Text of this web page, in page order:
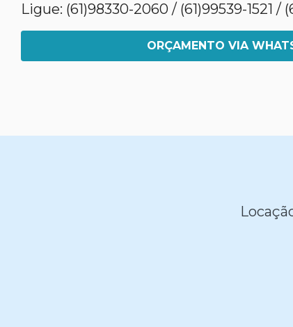
Ligue: (61)98330-2060 / (61)99539-1521 /
ORÇAMENTO VIA